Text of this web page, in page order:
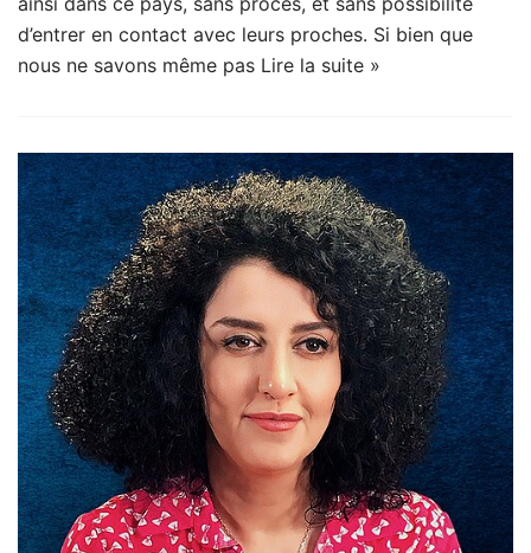
d’entrer en contact avec leurs proches. Si bien que
nous ne savons même pas Lire la suite »